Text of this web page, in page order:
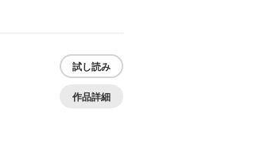
試し読み
作品詳細